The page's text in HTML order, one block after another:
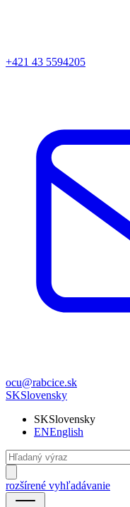
+421 43 5594205
ocu@rabcice.sk
SKSlovensky
SKSlovensky
ENEnglish
rozšírené vyhľadávanie